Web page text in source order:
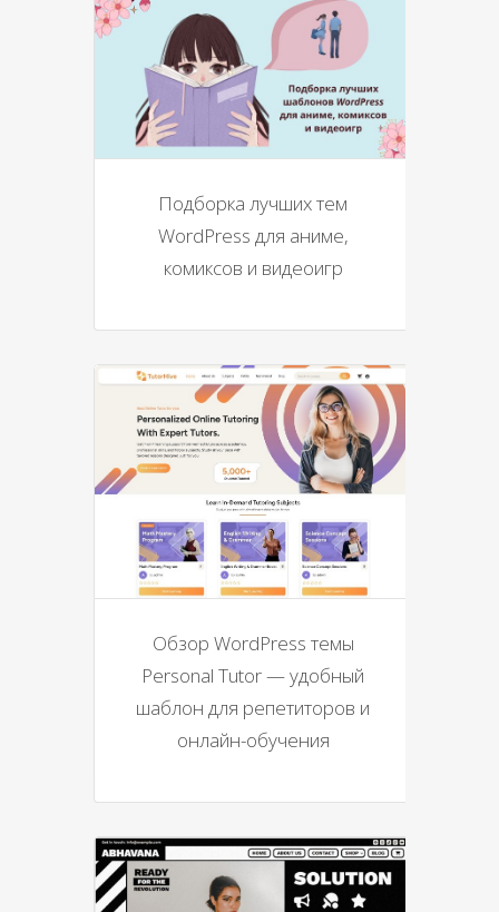
Подборка лучших тем
WordPress для аниме,
комиксов и видеоигр
Обзор WordPress темы
Personal Tutor — удобный
шаблон для репетиторов и
онлайн-обучения